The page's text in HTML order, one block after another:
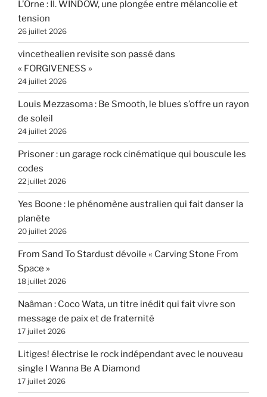
L’Orne : II. WINDOW, une plongée entre mélancolie et
tension
26 juillet 2026
vincethealien revisite son passé dans
« FORGIVENESS »
24 juillet 2026
Louis Mezzasoma : Be Smooth, le blues s’offre un rayon
de soleil
24 juillet 2026
Prisoner : un garage rock cinématique qui bouscule les
codes
22 juillet 2026
Yes Boone : le phénomène australien qui fait danser la
planète
20 juillet 2026
From Sand To Stardust dévoile « Carving Stone From
Space »
18 juillet 2026
Naâman : Coco Wata, un titre inédit qui fait vivre son
message de paix et de fraternité
17 juillet 2026
Litiges! électrise le rock indépendant avec le nouveau
single I Wanna Be A Diamond
17 juillet 2026